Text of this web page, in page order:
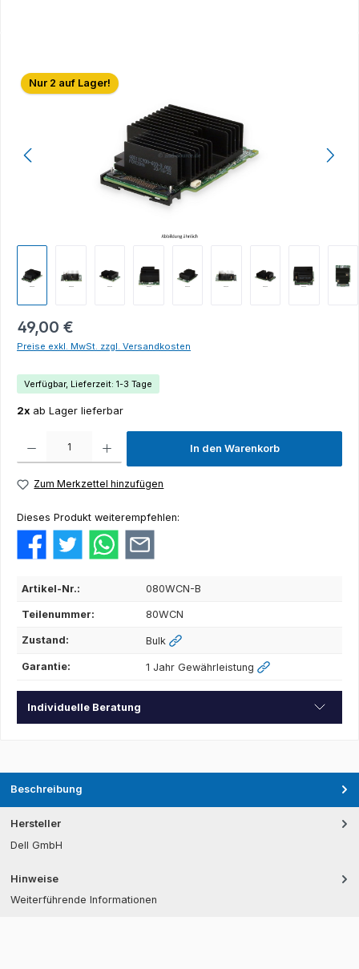
Bildergalerie überspringen
Nur 2 auf Lager!
49,00 €
Preise exkl. MwSt. zzgl. Versandkosten
Verfügbar, Lieferzeit: 1-3 Tage
2x ab Lager lieferbar
In den Warenkorb
Zum Merkzettel hinzufügen
Dieses Produkt weiterempfehlen:
Artikel-Nr.: 080WCN-B
Teilenummer: 80WCN
Zustand: Bulk
Garantie: 1 Jahr Gewährleistung
Individuelle Beratung
Beschreibung
Hersteller
Dell GmbH
Hinweise
Weiterführende Informationen